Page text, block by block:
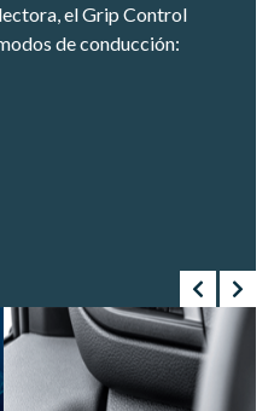
el Grip Control
de conducción: